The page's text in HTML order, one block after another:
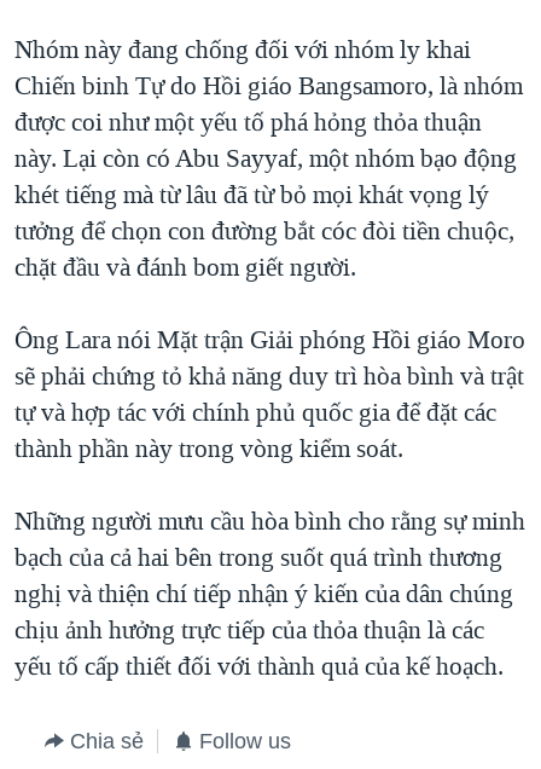
Nhóm này đang chống đối với nhóm ly khai
Chiến binh Tự do Hồi giáo Bangsamoro, là nhóm
được coi như một yếu tố phá hỏng thỏa thuận
này. Lại còn có Abu Sayyaf, một nhóm bạo động
khét tiếng mà từ lâu đã từ bỏ mọi khát vọng lý
tưởng để chọn con đường bắt cóc đòi tiền chuộc,
chặt đầu và đánh bom giết người.
Ông Lara nói Mặt trận Giải phóng Hồi giáo Moro
sẽ phải chứng tỏ khả năng duy trì hòa bình và trật
tự và hợp tác với chính phủ quốc gia để đặt các
thành phần này trong vòng kiểm soát.
Những người mưu cầu hòa bình cho rằng sự minh
bạch của cả hai bên trong suốt quá trình thương
nghị và thiện chí tiếp nhận ý kiến của dân chúng
chịu ảnh hưởng trực tiếp của thỏa thuận là các
yếu tố cấp thiết đối với thành quả của kế hoạch.
Chia sẻ Follow us